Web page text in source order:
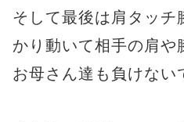
そして最後は肩タッチ
かり動いて相手の肩や
お母さん達も負けない